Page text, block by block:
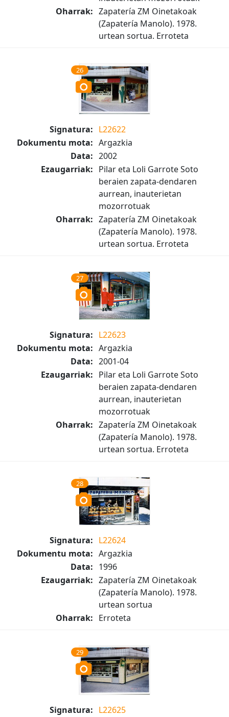
Oharrak: Zapatería ZM Oinetakoak
(Zapatería Manolo). 1978.
urtean sortua. Erroteta
26
Signatura: L22622
Dokumentu mota: Argazkia
Data: 2002
Ezaugarriak: Pilar eta Loli Garrote Soto
beraien zapata-dendaren
aurrean, inauterietan
mozorrotuak
Oharrak: Zapatería ZM Oinetakoak
(Zapatería Manolo). 1978.
urtean sortua. Erroteta
27
Signatura: L22623
Dokumentu mota: Argazkia
Data: 2001-04
Ezaugarriak: Pilar eta Loli Garrote Soto
beraien zapata-dendaren
aurrean, inauterietan
mozorrotuak
Oharrak: Zapatería ZM Oinetakoak
(Zapatería Manolo). 1978.
urtean sortua. Erroteta
28
Signatura: L22624
Dokumentu mota: Argazkia
Data: 1996
Ezaugarriak: Zapatería ZM Oinetakoak
(Zapatería Manolo). 1978.
urtean sortua
Oharrak: Erroteta
29
Signatura: L22625